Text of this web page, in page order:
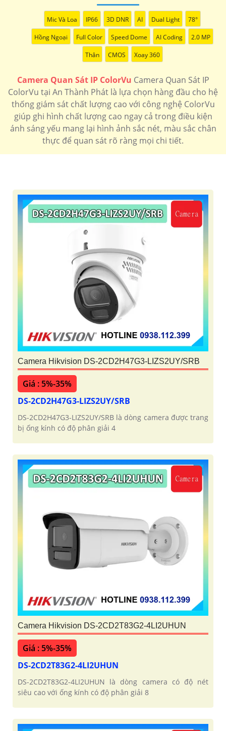
Mic Và Loa IP66 3D DNR AI Dual Light 78°
Hồng Ngoại Full Color Speed Dome AI Coding 2.0 MP
Thân CMOS Xoay 360
Camera Quan Sát IP ColorVu Camera Quan Sát IP
ColorVu tại An Thành Phát là lựa chọn hàng đầu cho hệ
thống giám sát chất lượng cao với công nghệ ColorVu
giúp ghi hình chất lượng cao ngay cả trong điều kiện
ánh sáng yếu mang lại hình ảnh sắc nét, màu sắc chân
thực để quan sát rõ ràng mọi chi tiết.
Camera Hikvision DS-2CD2H47G3-LIZS2UY/SRB
Giá : 5%-35%
DS-2CD2H47G3-LIZS2UY/SRB
DS-2CD2H47G3-LIZS2UY/SRB là dòng camera được trang
bị ống kính có độ phân giải 4
Camera Hikvision DS-2CD2T83G2-4LI2UHUN
Giá : 5%-35%
DS-2CD2T83G2-4LI2UHUN
DS-2CD2T83G2-4LI2UHUN là dòng camera có độ nét
siêu cao với ống kính có độ phân giải 8